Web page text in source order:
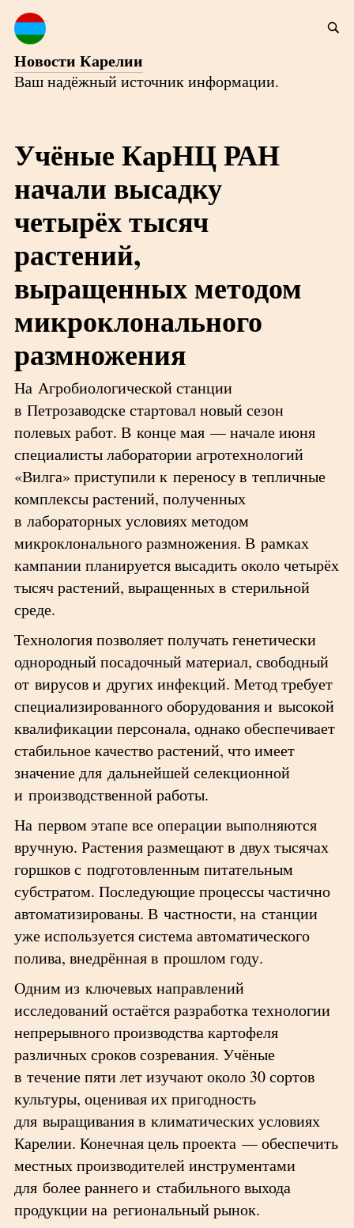
Новости Карелии
Ваш надёжный источник информации.
Учёные КарНЦ РАН
начали высадку
четырёх тысяч
растений,
выращенных методом
микроклонального
размножения
На Агробиологической станции
в Петрозаводске стартовал новый сезон
полевых работ. В конце мая — начале июня
специалисты лаборатории агротехнологий
«Вилга» приступили к переносу в тепличные
комплексы растений, полученных
в лабораторных условиях методом
микроклонального размножения. В рамках
кампании планируется высадить около четырёх
тысяч растений, выращенных в стерильной
среде.
Технология позволяет получать генетически
однородный посадочный материал, свободный
от вирусов и других инфекций. Метод требует
специализированного оборудования и высокой
квалификации персонала, однако обеспечивает
стабильное качество растений, что имеет
значение для дальнейшей селекционной
и производственной работы.
На первом этапе все операции выполняются
вручную. Растения размещают в двух тысячах
горшков с подготовленным питательным
субстратом. Последующие процессы частично
автоматизированы. В частности, на станции
уже используется система автоматического
полива, внедрённая в прошлом году.
Одним из ключевых направлений
исследований остаётся разработка технологии
непрерывного производства картофеля
различных сроков созревания. Учёные
в течение пяти лет изучают около 30 сортов
культуры, оценивая их пригодность
для выращивания в климатических условиях
Карелии. Конечная цель проекта — обеспечить
местных производителей инструментами
для более раннего и стабильного выхода
продукции на региональный рынок.